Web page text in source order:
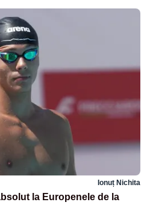
Ionuț Nichita
la Europenele de la